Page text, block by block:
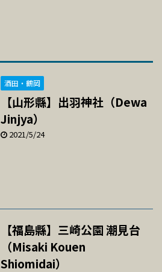
酒田・鶴岡
【山形縣】出羽神社（Dewa
Jinjya）
2021/5/24
【福島縣】三崎公園 潮見台
（Misaki Kouen
Shiomidai）